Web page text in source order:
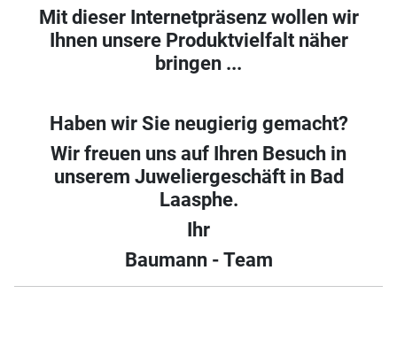
Mit dieser Internetpräsenz wollen wir
Ihnen unsere Produktvielfalt näher
bringen ...
Haben wir Sie neugierig gemacht?
Wir freuen uns auf Ihren Besuch in
unserem Juweliergeschäft in Bad
Laasphe.
Ihr
Baumann - Team